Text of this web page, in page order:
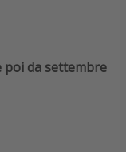
poi da settembre